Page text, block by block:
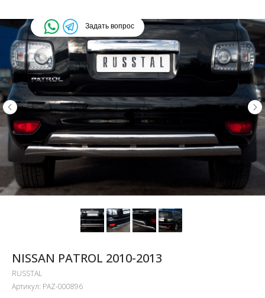
Задать вопрос
NISSAN PATROL 2010-2013
RUSSTAL
Артикул: PAZ-000896